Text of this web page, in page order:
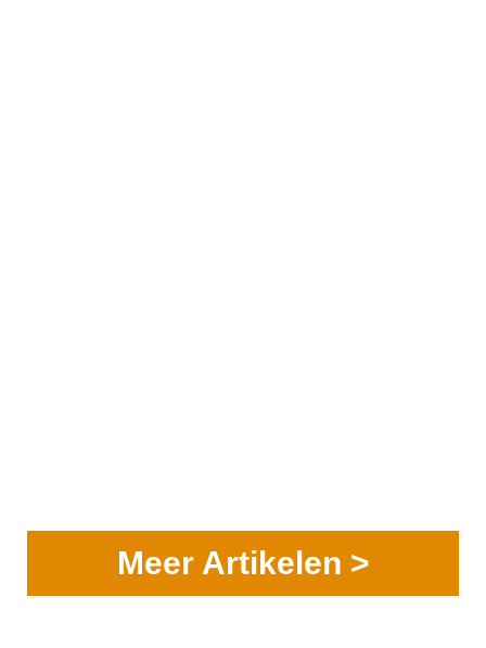
Meer Artikelen >